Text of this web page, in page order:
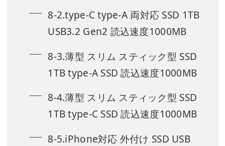
8-2.type-C type-A 両対応 SSD 1TB
USB3.2 Gen2 読込速度1000MB
8-3.薄型 スリム スティック型 SSD
1TB type-A SSD 読込速度1000MB
8-4.薄型 スリム スティック型 SSD
1TB type-C SSD 読込速度1000MB
8-5.iPhone対応 外付け SSD USB